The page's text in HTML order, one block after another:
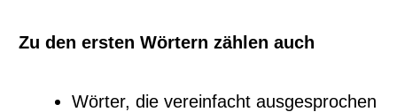
Zu den ersten Wörtern zählen auch
Wörter, die vereinfacht ausgesprochen